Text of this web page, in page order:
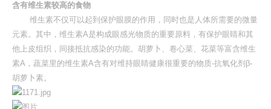
含有维生素较高的食物
维生素不仅可以起到保护眼膜的作用，同时也是人体所需要的微量
元素。其中，维生素A是构成眼感光物质的重要原料，有保护眼睛和其
他上皮组织，间接抵抗感染的功能。胡萝卜、卷心菜、花菜等富含维生
素A，蔬菜里的维生素A含有对维持眼睛健康很重要的物质-抗氧化剂β-
胡萝卜素。